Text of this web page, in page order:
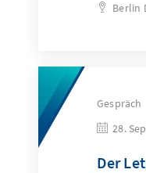
Berlin
Gespräch
28.
Der